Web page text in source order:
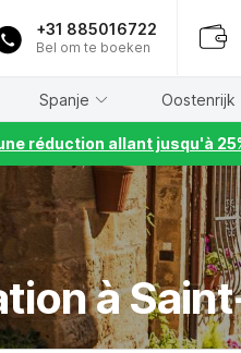
+31 885016722
Bel om te boeken
Spanje Oostenrijk
réduction allant jusqu'à
à